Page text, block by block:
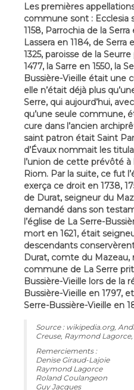
Les premières
commune sont : Ecclesia
1158, Parrochia de la
Lassera en 1184, de Serra
1325, paroisse de la
1477, la Sarre en 1550, la
Bussière-Vieille était une
elle n’était déjà plus
Serre, qui aujourd’hui,
qu’une seule commune,
cure dans l’ancien
saint patron était Saint
d’Évaux nommait les
l’union de cette prévôté à
Riom. Par la suite, ce fut
exerça ce droit en 1738,
de Durat, seigneur du
demandé dans son
l’église de La Serre-
mort en 1621, était
descendants
Durat, comte du Mazeau,
commune de La Serre
Bussière-Vieille lors de la
Bussière-Vieille en 1797,
Serre-Bussière-Vieille en
Source : wikipedia.org,
Creuse, Raymond
Remerciements :
Denise Giraud-Lajoie
Raymond Lagorce
Roland Coulangeon
Guy Jacques